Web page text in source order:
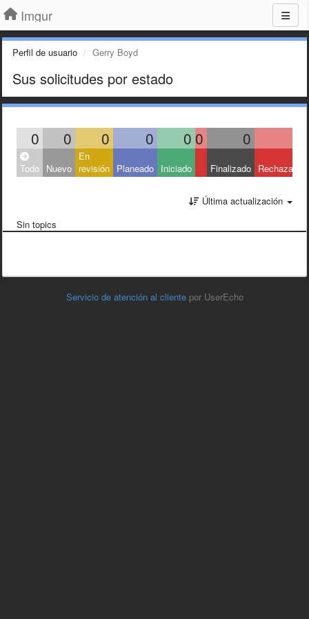
Imgur
Perfil de usuario Gerry Boyd
Sus solicitudes por estado
0 0 0 0 0 0 0
Todo Nuevo
En
revisión Planeado Iniciado Finalizado Rechazado
Última actualización
Sin topics
Servicio de atención al cliente por UserEcho